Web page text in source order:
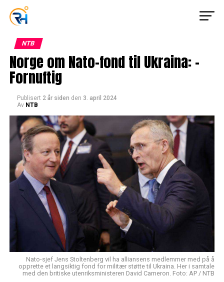
NTB
Norge om Nato-fond til Ukraina: –
Fornuftig
Publisert 2 år siden den 3. april 2024
Av NTB
Nato-sjef Jens Stoltenberg vil ha alliansens medlemmer med på å
opprette et langsiktig fond for militær støtte til Ukraina. Her i samtale
med den britiske utenriksministeren David Cameron. Foto: AP / NTB